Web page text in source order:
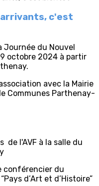
arrivants, c'est
Journée du Nouvel
octobre 2024 à partir
avec la Mairie
Communes Parthenay-
de l'AVF à la salle du
conférencier du
d’Art et d’Histoire”